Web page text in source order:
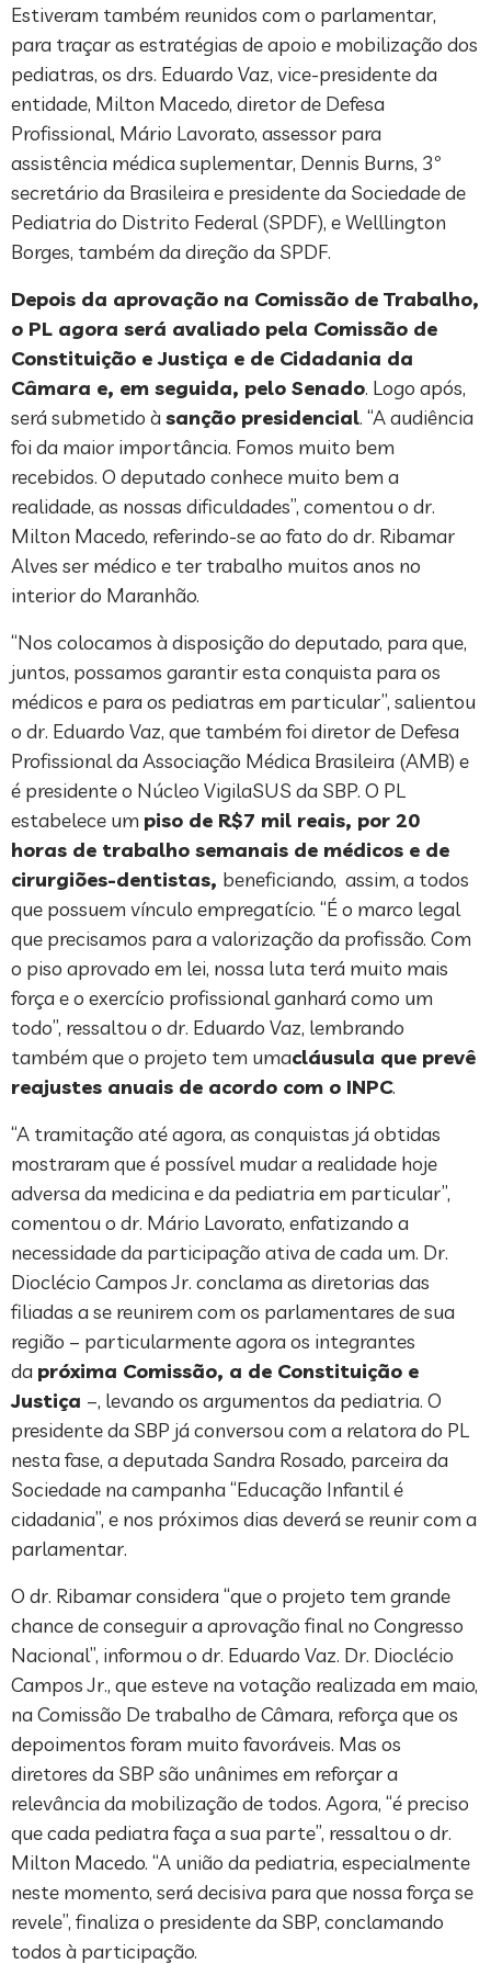
Estiveram também reunidos com o parlamentar,
para traçar as estratégias de apoio e mobilização dos
pediatras, os drs. Eduardo Vaz, vice-presidente da
entidade, Milton Macedo, diretor de Defesa
Profissional, Mário Lavorato, assessor para
assistência médica suplementar, Dennis Burns, 3º
secretário da Brasileira e presidente da Sociedade de
Pediatria do Distrito Federal (SPDF), e Welllington
Borges, também da direção da SPDF.
Depois da aprovação na Comissão de Trabalho,
o PL agora será avaliado pela Comissão de
Constituição e Justiça e de Cidadania da
Câmara e, em seguida, pelo Senado. Logo após,
será submetido à sanção presidencial. “A audiência
foi da maior importância. Fomos muito bem
recebidos. O deputado conhece muito bem a
realidade, as nossas dificuldades”, comentou o dr.
Milton Macedo, referindo-se ao fato do dr. Ribamar
Alves ser médico e ter trabalho muitos anos no
interior do Maranhão.
“Nos colocamos à disposição do deputado, para que,
juntos, possamos garantir esta conquista para os
médicos e para os pediatras em particular”, salientou
o dr. Eduardo Vaz, que também foi diretor de Defesa
Profissional da Associação Médica Brasileira (AMB) e
é presidente o Núcleo VigilaSUS da SBP. O PL
estabelece um piso de R$7 mil reais, por 20
horas de trabalho semanais de médicos e de
cirurgiões-dentistas, beneficiando, assim, a todos
que possuem vínculo empregatício. “É o marco legal
que precisamos para a valorização da profissão. Com
o piso aprovado em lei, nossa luta terá muito mais
força e o exercício profissional ganhará como um
todo”, ressaltou o dr. Eduardo Vaz, lembrando
também que o projeto tem umacláusula que prevê
reajustes anuais de acordo com o INPC.
“A tramitação até agora, as conquistas já obtidas
mostraram que é possível mudar a realidade hoje
adversa da medicina e da pediatria em particular”,
comentou o dr. Mário Lavorato, enfatizando a
necessidade da participação ativa de cada um. Dr.
Dioclécio Campos Jr. conclama as diretorias das
filiadas a se reunirem com os parlamentares de sua
região – particularmente agora os integrantes
da próxima Comissão, a de Constituição e
Justiça –, levando os argumentos da pediatria. O
presidente da SBP já conversou com a relatora do PL
nesta fase, a deputada Sandra Rosado, parceira da
Sociedade na campanha “Educação Infantil é
cidadania”, e nos próximos dias deverá se reunir com a
parlamentar.
O dr. Ribamar considera “que o projeto tem grande
chance de conseguir a aprovação final no Congresso
Nacional”, informou o dr. Eduardo Vaz. Dr. Dioclécio
Campos Jr., que esteve na votação realizada em maio,
na Comissão De trabalho de Câmara, reforça que os
depoimentos foram muito favoráveis. Mas os
diretores da SBP são unânimes em reforçar a
relevância da mobilização de todos. Agora, “é preciso
que cada pediatra faça a sua parte”, ressaltou o dr.
Milton Macedo. “A união da pediatria, especialmente
neste momento, será decisiva para que nossa força se
revele”, finaliza o presidente da SBP, conclamando
todos à participação.